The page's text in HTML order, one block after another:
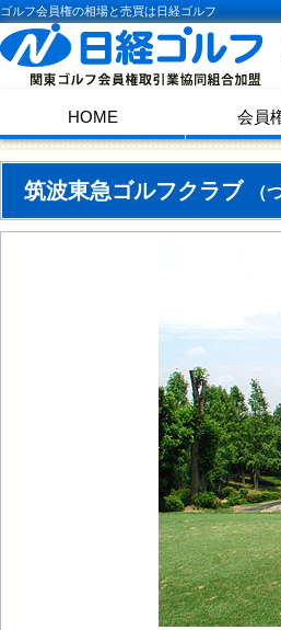
ゴルフ会員権の相場と売買は日経ゴルフ
HOME 会員
筑波東急ゴルフクラブ （